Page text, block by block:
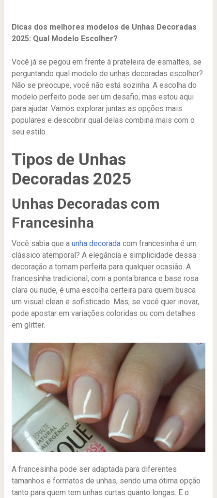
Dicas dos melhores modelos de Unhas Decoradas
2025: Qual Modelo Escolher?
Você já se pegou em frente à prateleira de esmaltes, se
perguntando qual modelo de unhas decoradas escolher?
Não se preocupe, você não está sozinha. A escolha do
modelo perfeito pode ser um desafio, mas estou aqui
para ajudar. Vamos explorar juntas as opções mais
populares e descobrir qual delas combina mais com o
seu estilo.
Tipos de Unhas
Decoradas 2025
Unhas Decoradas com
Francesinha
Você sabia que a unha decoradacom francesinha é um
clássico atemporal? A elegância e simplicidade dessa
decoração a tornam perfeita para qualquer ocasião. A
francesinha tradicional, com a ponta branca e base rosa
clara ou nude, é uma escolha certeira para quem busca
um visual clean e sofisticado. Mas, se você quer inovar,
pode apostar em variações coloridas ou com detalhes
em glitter.
A francesinha pode ser adaptada para diferentes
tamanhos e formatos de unhas, sendo uma ótima opção
tanto para quem tem unhas curtas quanto longas. E o